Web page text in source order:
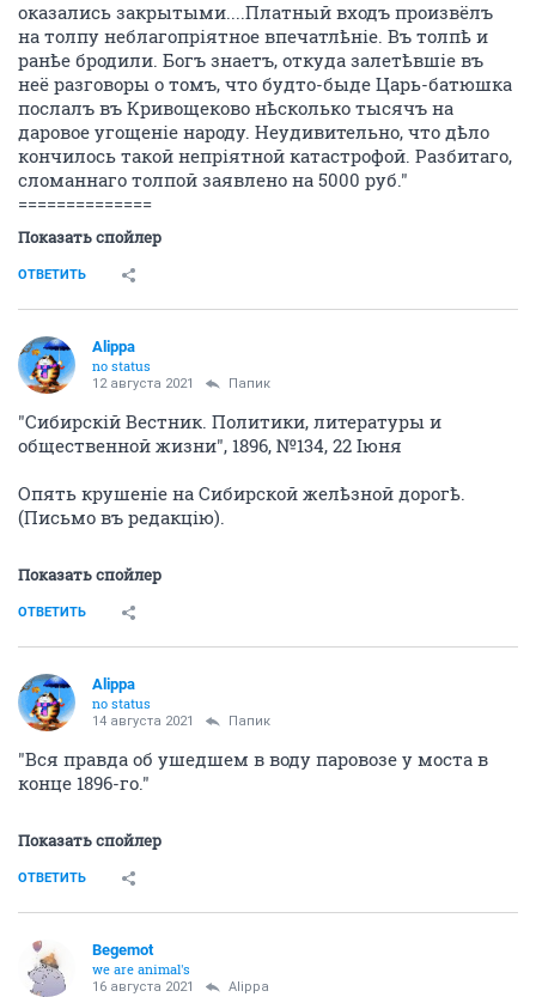
оказались закрытыми....Платный входъ произвёлъ
на толпу неблагопріятное впечатлѣніе. Въ толпѣ и
ранѣе бродили. Богъ знаетъ, откуда залетѣвшіе въ
неё разговоры о томъ, что будто-быде Царь-батюшка
послалъ въ Кривощеково нѣсколько тысячъ на
даровое угощеніе народу. Неудивительно, что дѣло
кончилось такой непріятной катастрофой. Разбитаго,
сломаннаго толпой заявлено на 5000 руб."
==============
Показать спойлер
ОТВЕТИТЬ
Alippa
no status
12 августа 2021 Папик
"Сибирскiй Вестник. Политики, литературы и
общественной жизни", 1896, №134, 22 Iюня
Опять крушеніе на Сибирской желѣзной дорогѣ.
(Письмо въ редакцiю).
Показать спойлер
ОТВЕТИТЬ
Alippa
no status
14 августа 2021 Папик
"Вся правда об ушедшем в воду паровозе у моста в
конце 1896-го."
Показать спойлер
ОТВЕТИТЬ
Begemot
we are animal's
16 августа 2021 Alippa